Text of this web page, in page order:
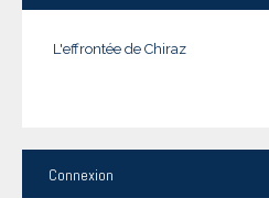
L'effrontée de Chiraz
Connexion